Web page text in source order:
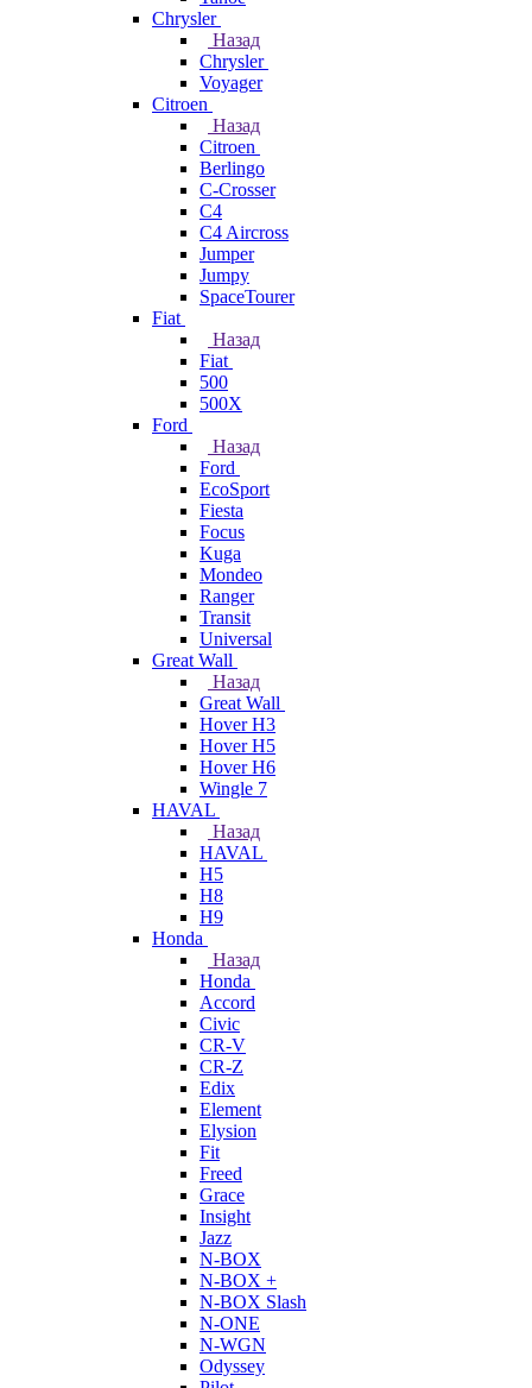
Chrysler
Назад
Chrysler
Voyager
Citroen
Назад
Citroen
Berlingo
C-Crosser
C4
C4 Aircross
Jumper
Jumpy
SpaceTourer
Fiat
Назад
Fiat
500
500X
Ford
Назад
Ford
EcoSport
Fiesta
Focus
Kuga
Mondeo
Ranger
Transit
Universal
Great Wall
Назад
Great Wall
Hover H3
Hover H5
Hover H6
Wingle 7
HAVAL
Назад
HAVAL
H5
H8
H9
Honda
Назад
Honda
Accord
Civic
CR-V
CR-Z
Edix
Element
Elysion
Fit
Freed
Grace
Insight
Jazz
N-BOX
N-BOX +
N-BOX Slash
N-ONE
N-WGN
Odyssey